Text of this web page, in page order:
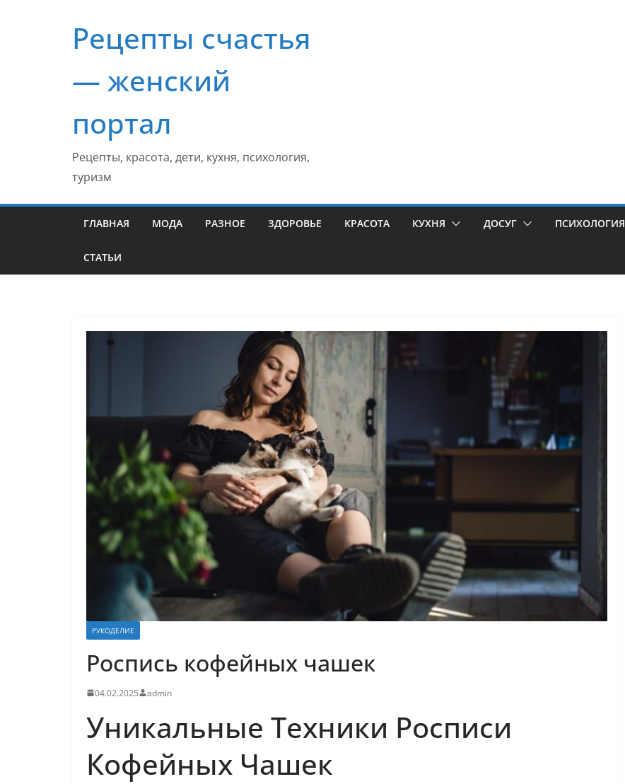
содержимомуРецепты счастья
— женский
портал
Рецепты, красота, дети, кухня, психология,
туризм
ГЛАВНАЯ МОДА РАЗНОЕ ЗДОРОВЬЕ КРАСОТА КУХНЯ ДОСУГ ПСИХОЛОГИЯ
СТАТЬИ
РУКОДЕЛИЕ
Роспись кофейных чашек
04.02.2025 admin
Уникальные Техники Росписи
Кофейных Чашек